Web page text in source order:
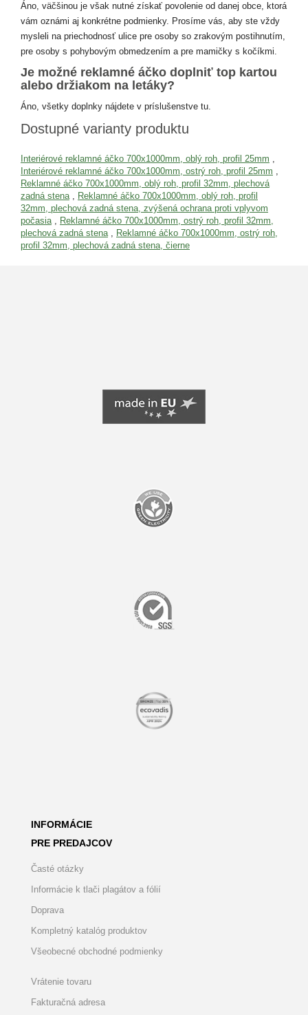
Áno, väčšinou je však nutné získať povolenie od danej obce, ktorá
vám oznámi aj konkrétne podmienky. Prosíme vás, aby ste vždy
mysleli na priechodnosť ulice pre osoby so zrakovým postihnutím,
pre osoby s pohybovým obmedzením a pre mamičky s kočíkmi.
Je možné reklamné áčko doplniť top kartou
alebo držiakom na letáky?
Áno, všetky doplnky nájdete v príslušenstve tu.
Dostupné varianty produktu
Interiérové reklamné áčko 700x1000mm, oblý roh, profil 25mm
Interiérové reklamné áčko 700x1000mm, ostrý roh, profil 25mm
Reklamné áčko 700x1000mm, oblý roh, profil 32mm, plechová
zadná stena
Reklamné áčko 700x1000mm, oblý roh, profil
32mm, plechová zadná stena, zvýšená ochrana proti vplyvom
počasia
Reklamné áčko 700x1000mm, ostrý roh, profil 32mm,
plechová zadná stena
Reklamné áčko 700x1000mm, ostrý roh,
profil 32mm, plechová zadná stena, čierne
INFORMÁCIE
PRE PREDAJCOV
Časté otázky
Informácie k tlači plagátov a fólií
Doprava
Kompletný katalóg produktov
Všeobecné obchodné podmienky
Vrátenie tovaru
Fakturačná adresa